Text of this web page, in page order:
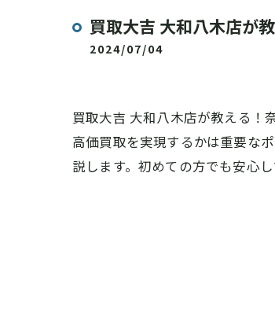
買取大吉 大和八木店が
2024/07/04
買取大吉 大和八木店が教える！
高価買取を実現するかは重要な
説します。初めての方でも安心